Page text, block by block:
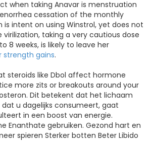
when taking Anavar is menstruation
cessation of the monthly
is intent on using Winstrol, yet does not
taking a very cautious dose
8 weeks, is likely to leave her
strength gains.
steroids like Dbol affect hormone
more zits or breakouts around your
Dit betekent dat het lichaam
u dagelijks consumeert, gaat
in een boost van energie.
Enanthate gebruiken. Gezond hart en
spieren Sterker botten Beter Libido